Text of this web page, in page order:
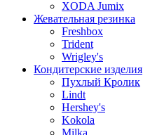
XODA Jumix
Жевательная резинка
Freshbox
Trident
Wrigley's
Кондитерские изделия
Пухлый Кролик
Lindt
Hershey's
Kokola
Milka